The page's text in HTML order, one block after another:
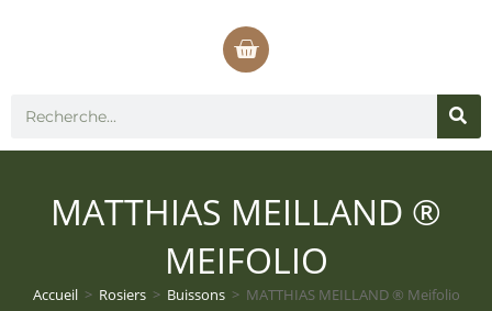
MATTHIAS MEILLAND ®
MEIFOLIO
Accueil > Rosiers > Buissons > MATTHIAS MEILLAND ® Meifolio